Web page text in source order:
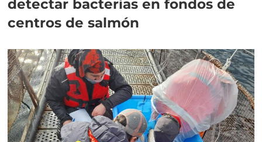
detectar bacterias en fondos de
centros de salmón